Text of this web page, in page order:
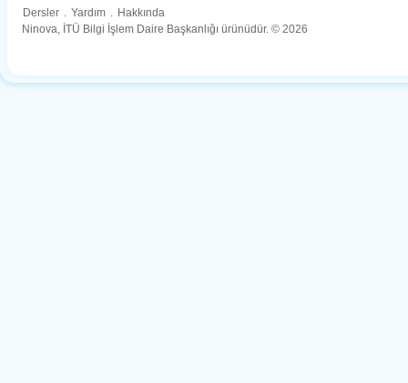
Dersler . Yardım . Hakkında
Ninova, İTÜ Bilgi İşlem Daire Başkanlığı ürünüdür. © 2026